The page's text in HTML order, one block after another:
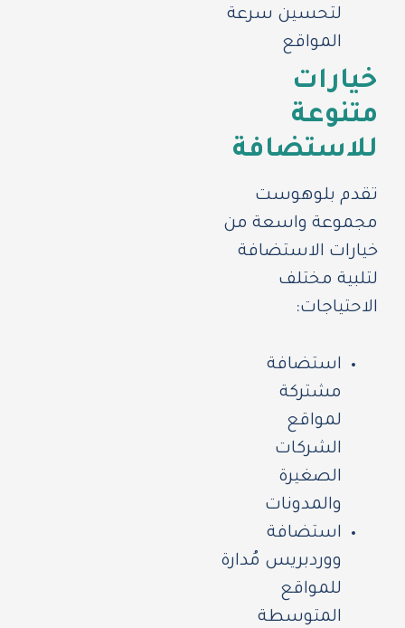
لتحسين سرعة
المواقع
خيارات
متنوعة
للاستضافة
تقدم بلوهوست
مجموعة واسعة من
خيارات الاستضافة
لتلبية مختلف
الاحتياجات:
استضافة
مشتركة
لمواقع
الشركات
الصغيرة
والمدونات
استضافة
ووردبريس مُدارة
للمواقع
المتوسطة